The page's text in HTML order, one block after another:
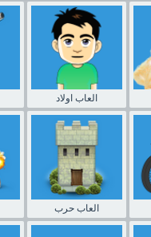
العاب اولاد
العاب حرب